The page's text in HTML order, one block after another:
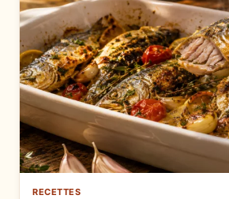
RECETTES